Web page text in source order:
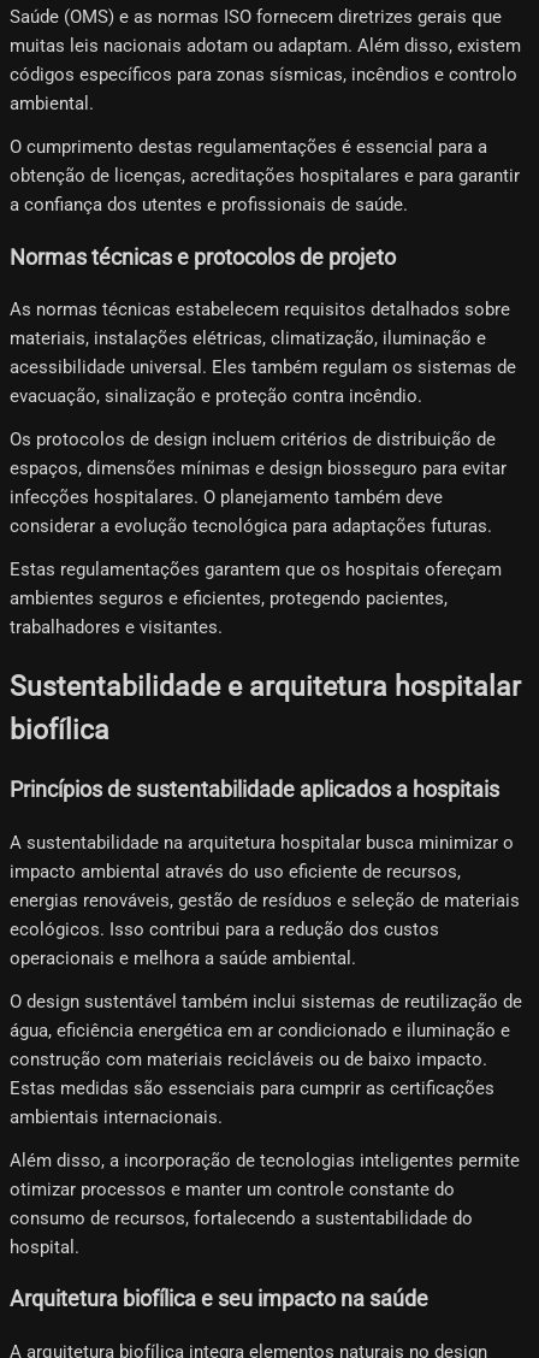
Saúde (OMS) e as normas ISO fornecem diretrizes gerais que
muitas leis nacionais adotam ou adaptam. Além disso, existem
códigos específicos para zonas sísmicas, incêndios e controlo
ambiental.
O cumprimento destas regulamentações é essencial para a
obtenção de licenças, acreditações hospitalares e para garantir
a confiança dos utentes e profissionais de saúde.
Normas técnicas e protocolos de projeto
As normas técnicas estabelecem requisitos detalhados sobre
materiais, instalações elétricas, climatização, iluminação e
acessibilidade universal. Eles também regulam os sistemas de
evacuação, sinalização e proteção contra incêndio.
Os protocolos de design incluem critérios de distribuição de
espaços, dimensões mínimas e design biosseguro para evitar
infecções hospitalares. O planejamento também deve
considerar a evolução tecnológica para adaptações futuras.
Estas regulamentações garantem que os hospitais ofereçam
ambientes seguros e eficientes, protegendo pacientes,
trabalhadores e visitantes.
Sustentabilidade e arquitetura hospitalar
biofílica
Princípios de sustentabilidade aplicados a hospitais
A sustentabilidade na arquitetura hospitalar busca minimizar o
impacto ambiental através do uso eficiente de recursos,
energias renováveis, gestão de resíduos e seleção de materiais
ecológicos. Isso contribui para a redução dos custos
operacionais e melhora a saúde ambiental.
O design sustentável também inclui sistemas de reutilização de
água, eficiência energética em ar condicionado e iluminação e
construção com materiais recicláveis ​​ou de baixo impacto.
Estas medidas são essenciais para cumprir as certificações
ambientais internacionais.
Além disso, a incorporação de tecnologias inteligentes permite
otimizar processos e manter um controle constante do
consumo de recursos, fortalecendo a sustentabilidade do
hospital.
Arquitetura biofílica e seu impacto na saúde
A arquitetura biofílica integra elementos naturais no design